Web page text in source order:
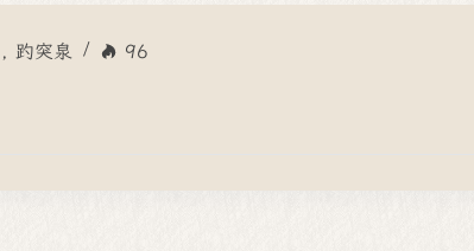
, 趵突泉 96